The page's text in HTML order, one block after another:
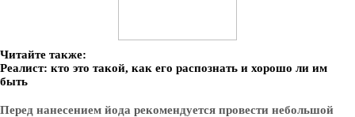
Читайте также:
Реалист: кто это такой, как его распознать и хорошо ли им
быть
Перед нанесением йода рекомендуется провести небольшой